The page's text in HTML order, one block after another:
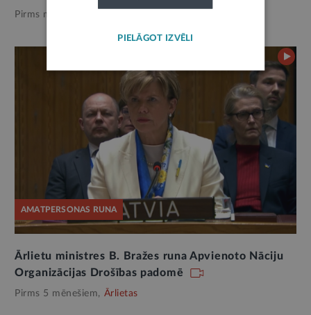
Pirms mēneša,
AMATPERSONAS RUNA
Ārlietu ministres B. Bražes runa Apvienoto Nāciju
Organizācijas Drošības padomē
Pirms 5 mēnešiem, Ārlietas
PIELĀGOT IZVĒLI